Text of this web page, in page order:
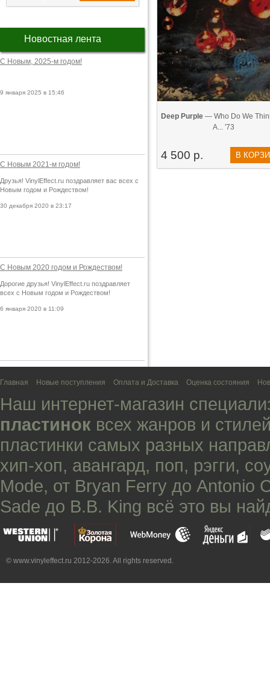
Новостная лента
С Новым, 2025-м годом!
9 января 2025 в 15:46
С Новым 2021-м годом!
Друзья! VinylEffect.ru поздравляет вас всех с
Новым годом и Рождеством!
30 декабря 2020 в 23:17
С Новым 2020 годом и Рождеством!
Дорогие друзья! VinylEffect.ru поздравляет
всех с Новым годом и Рождеством!
6 января 2020 в 11:09
Deep Purple — Who Do We
A... '73
4 500 р. В
Главная Новые поступления Оплата и Доставка Оценка состояния
Наш интернет-магазин
пластинок всех жанров и
пластинки самых разных
хип-хоп, авангард, поп, рэгги,
Mode, от Bryan Ferry до Antonio
Sade до B.B. King всё это вы
© www.vinyleffect.ru 2012-2026. All rights reserved.